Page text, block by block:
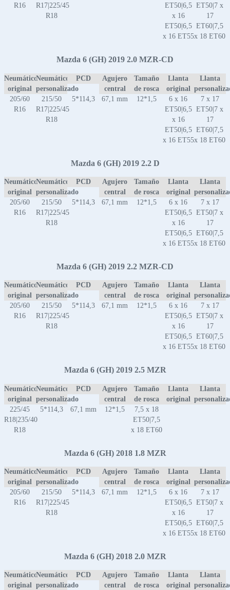
R16
R17|225/45
R18
ET50|6,5
x 16
ET50|6,5
x 16 ET55
ET50|7 x
17
ET60|7,5
x 18 ET60
Mazda 6 (GH) 2019 2.0 MZR-CD
Neumático
original
Neumático
personalizado
PCD
Agujero
central
Tamaño
de rosca
Llanta
original
Llanta
205/60
R16
215/50
R17|225/45
R18
5*114,3 67,1 mm 12*1,5
6 x 16
ET50|6,5
x 16
ET50|6,5
x 16 ET55
7 x 17
ET50|7 x
17
ET60|7,5
x 18 ET60
Mazda 6 (GH) 2019 2.2 D
Neumático
original
Neumático
personalizado
PCD
Agujero
central
Tamaño
de rosca
Llanta
original
Llanta
205/60
R16
215/50
R17|225/45
R18
5*114,3 67,1 mm 12*1,5
6 x 16
ET50|6,5
x 16
ET50|6,5
x 16 ET55
7 x 17
ET50|7 x
17
ET60|7,5
x 18 ET60
Mazda 6 (GH) 2019 2.2 MZR-CD
Neumático
original
Neumático
personalizado
PCD
Agujero
central
Tamaño
de rosca
Llanta
original
Llanta
205/60
R16
215/50
R17|225/45
R18
5*114,3 67,1 mm 12*1,5
6 x 16
ET50|6,5
x 16
ET50|6,5
x 16 ET55
7 x 17
ET50|7 x
17
ET60|7,5
x 18 ET60
Mazda 6 (GH) 2019 2.5 MZR
Neumático
original
Neumático
personalizado
PCD
Agujero
central
Tamaño
de rosca
Llanta
original
Llanta
225/45
R18|235/40
R18
5*114,3 67,1 mm 12*1,5
7,5 x 18
ET50|7,5
x 18 ET60
Mazda 6 (GH) 2018 1.8 MZR
Neumático
original
Neumático
personalizado
PCD
Agujero
central
Tamaño
de rosca
Llanta
original
Llanta
205/60
R16
215/50
R17|225/45
R18
5*114,3 67,1 mm 12*1,5
6 x 16
ET50|6,5
x 16
ET50|6,5
x 16 ET55
7 x 17
ET50|7 x
17
ET60|7,5
x 18 ET60
Mazda 6 (GH) 2018 2.0 MZR
Neumático
original
Neumático
personalizado
PCD
Agujero
central
Tamaño
de rosca
Llanta
original
Llanta